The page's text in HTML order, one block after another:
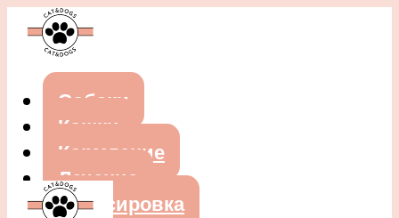
Собаки
Кошки
Кормление
Лечение
Дрессировка